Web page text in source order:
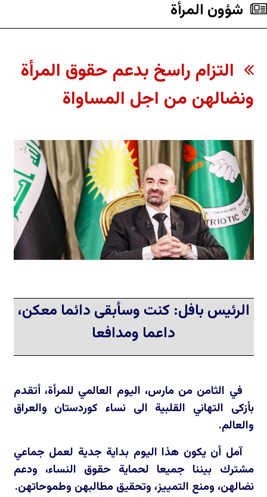
شؤون المرأة
التزام راسخ ​بدعم حقوق المرأة
ونضالهن من اجل المساواة
الرئيس بافل: كنت وسأبقى دائما معكن،
داعما ومدافعا
في الثامن من مارس، اليوم العالمي للمرأة، أتقدم
بأزكى التهاني القلبية الى نساء كوردستان والعراق
والعالم.
آمل أن يكون هذا اليوم بداية جدية لعمل جماعي
مشترك بيننا جميعا لحماية حقوق النساء، ودعم
نضالهن، ومنع التمييز، وتحقيق مطالبهن وطموحاتهن.